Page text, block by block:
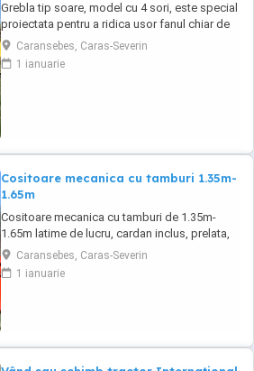
Grebla tip soare, model cu 4 sori, este special
proiectata pentru a ridica usor fanul chiar de
pe un teren accidentat. De asemenea aceasta
grebla poate fi utilizata pentru adunat,rasfirat
sau intors fanul. La asezarea fiecarei roti s-au
Caransebes, Caras-Severin
1 ianuarie
Cositoare mecanica cu tamburi 1.35m-
1.65m
Cositoare mecanica cu tamburi de 1.35m-
1.65m latime de lucru, cardan inclus, prelata,
cheie de cutite Transport in toate judetele
Caransebes, Caras-Severin
1 ianuarie